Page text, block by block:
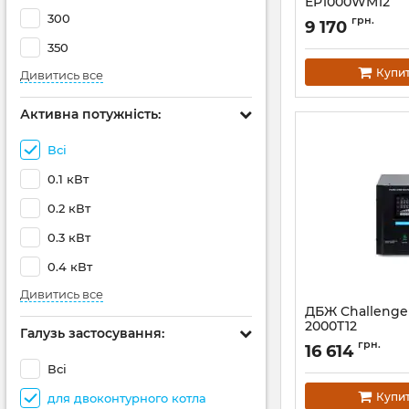
300
350
Дивитись все
Активна потужність:
Всі
0.1 кВт
0.2 кВт
0.3 кВт
0.4 кВт
Дивитись все
Галузь застосування:
Всі
для двоконтурного котла
Артикул: 14824
9 170 грн.
ДБЖ
2000T12
Артикул: АН010337
16 614 грн.